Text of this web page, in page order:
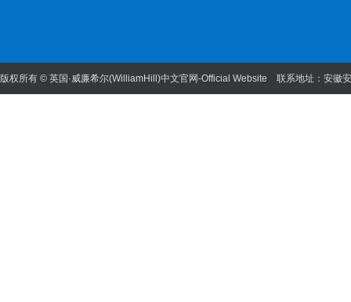
版权所有 © 英国·威廉希尔(WilliamHill)中文官网-Official Website 联系地址：安徽